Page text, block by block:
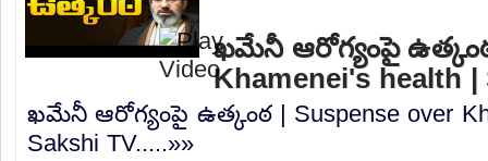
ఖమేనీ ఆరోగ్యంపై
Khamenei's health |
ఖమేనీ ఆరోగ్యంపై ఉత్కంఠ | Suspense over
Sakshi TV.....»»